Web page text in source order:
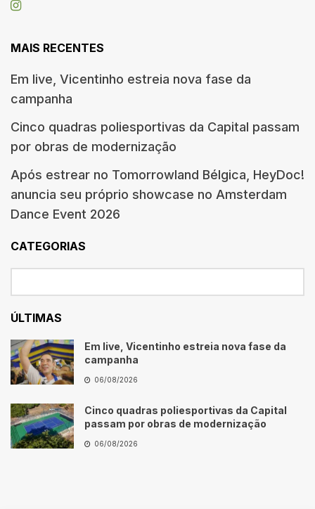
MAIS RECENTES
Em live, Vicentinho estreia nova fase da
campanha
Cinco quadras poliesportivas da Capital passam
por obras de modernização
Após estrear no Tomorrowland Bélgica, HeyDoc!
anuncia seu próprio showcase no Amsterdam
Dance Event 2026
CATEGORIAS
ÚLTIMAS
Em live, Vicentinho estreia nova fase da
campanha
06/08/2026
Cinco quadras poliesportivas da Capital
passam por obras de modernização
06/08/2026